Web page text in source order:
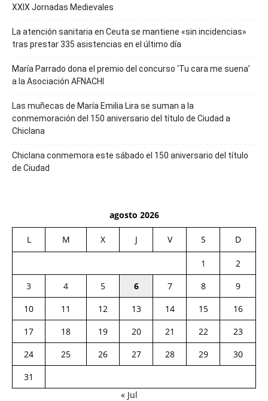
XXIX Jornadas Medievales
La atención sanitaria en Ceuta se mantiene «sin incidencias»
tras prestar 335 asistencias en el último día
María Parrado dona el premio del concurso ‘Tu cara me suena’
a la Asociación AFNACHI
Las muñecas de María Emilia Lira se suman a la
conmemoración del 150 aniversario del título de Ciudad a
Chiclana
Chiclana conmemora este sábado el 150 aniversario del título
de Ciudad
agosto 2026
L M X J V S D
1
2
3
4 5 6 7 8
9
10
11 12 13 14 15
16
17
18 19 20 21 22
23
24
25 26 27 28 29
30
31
« Jul